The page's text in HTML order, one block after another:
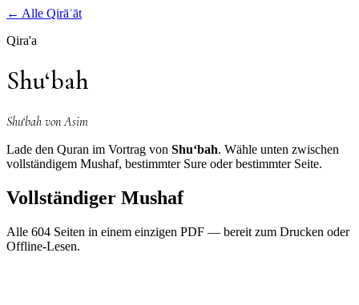
← Alle Qirāʾāt
Qira'a
Shu‘bah
Shu‘bah von Asim
Lade den Quran im Vortrag von Shu‘bah. Wähle unten zwischen
vollständigem Mushaf, bestimmter Sure oder bestimmter Seite.
Vollständiger Mushaf
Alle 604 Seiten in einem einzigen PDF — bereit zum Drucken oder
Offline-Lesen.